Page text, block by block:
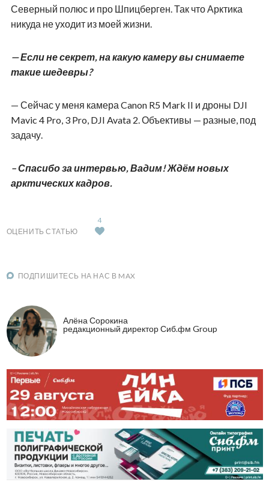
Северный полюс и про Шпицберген. Так что Арктика
никуда не уходит из моей жизни.
— Если не секрет, на какую камеру вы снимаете
такие шедевры?
— Сейчас у меня камера Canon R5 Mark II и дроны DJI
Mavic 4 Pro, 3 Pro, DJI Avata2. Объективы — разные, под
задачу.
­– Спасибо за интервью, Вадим! Ждём новых
арктических кадров.
ОЦЕНИТЬ СТАТЬЮ
4
ПОДПИШИТЕСЬ НА НАС В MAX
Алёна Сорокина
редакционный директор Сиб.фм Group